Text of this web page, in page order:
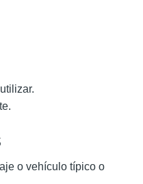
o vehículo típico o